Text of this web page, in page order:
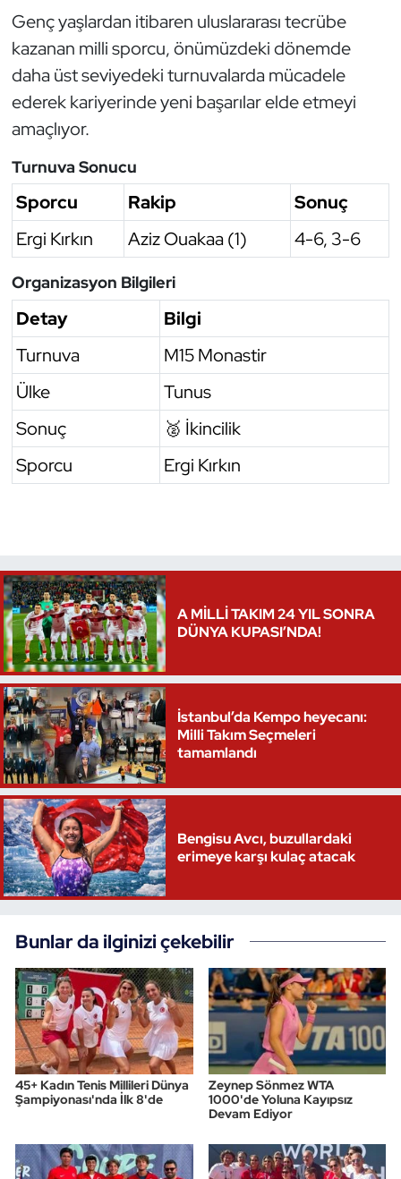
Genç yaşlardan itibaren uluslararası tecrübe
kazanan milli sporcu, önümüzdeki dönemde
daha üst seviyedeki turnuvalarda mücadele
ederek kariyerinde yeni başarılar elde etmeyi
amaçlıyor.
Turnuva Sonucu
Sporcu Rakip
Sonuç
Ergi Kırkın
Aziz Ouakaa (1) 4-6, 3-6
Organizasyon Bilgileri
Detay
Bilgi
Turnuva
M15 Monastir
Ülke
Tunus
Sonuç
🥈 İkincilik
Sporcu
Ergi Kırkın
A MİLLİ TAKIM 24 YIL SONRA
DÜNYA KUPASI’NDA!
İstanbul’da Kempo heyecanı:
Milli Takım Seçmeleri
tamamlandı
Bengisu Avcı, buzullardaki
erimeye karşı kulaç atacak
Bunlar da ilginizi çekebilir
45+ Kadın Tenis Millileri Dünya
Şampiyonası'nda İlk 8'de
Zeynep Sönmez WTA
1000'de Yoluna Kayıpsız
Devam Ediyor
Triatlon
Voleybol
Vücut Geliştirme Fitness
Wushu Kungfu
Yelken
Yüzme